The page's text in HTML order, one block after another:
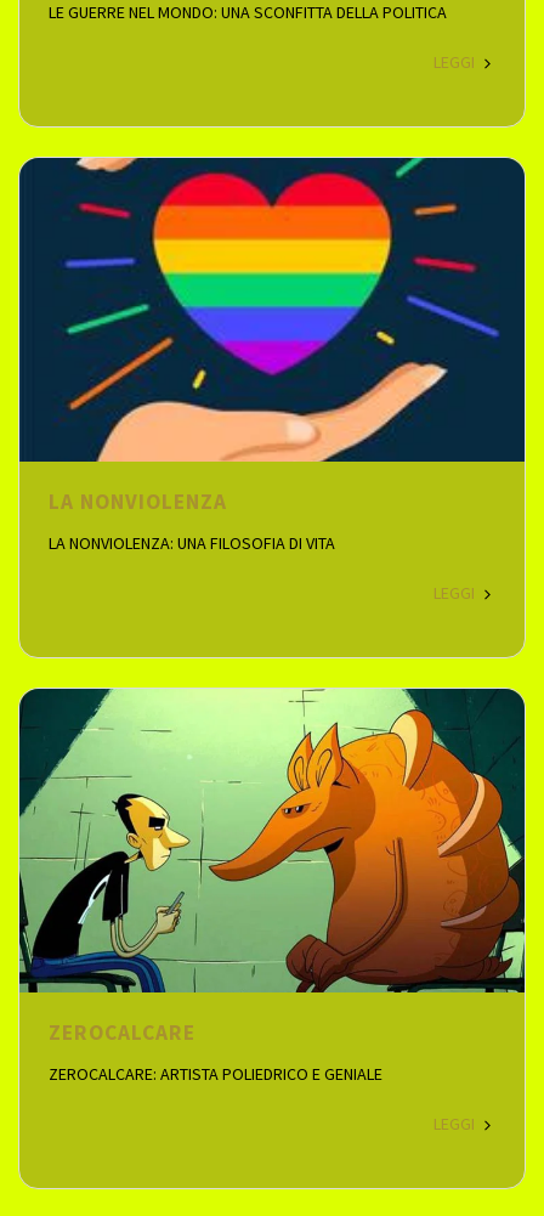
LE GUERRE NEL MONDO: UNA SCONFITTA DELLA POLITICA
LEGGI
LA NONVIOLENZA
LA NONVIOLENZA: UNA FILOSOFIA DI VITA
LEGGI
ZEROCALCARE
ZEROCALCARE: ARTISTA POLIEDRICO E GENIALE
LEGGI